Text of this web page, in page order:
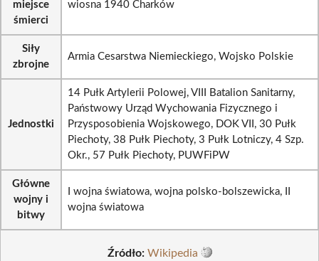
miejsce
śmierci
wiosna 1940 Charków
Siły
zbrojne
Armia Cesarstwa Niemieckiego, Wojsko Polskie
Jednostki
14 Pułk Artylerii Polowej, VIII Batalion Sanitarny,
Państwowy Urząd Wychowania Fizycznego i
Przysposobienia Wojskowego, DOK VII, 30 Pułk
Piechoty, 38 Pułk Piechoty, 3 Pułk Lotniczy, 4 Szp.
Okr., 57 Pułk Piechoty, PUWFiPW
Główne
wojny i
bitwy
I wojna światowa, wojna polsko-bolszewicka, II
wojna światowa
Źródło: Wikipedia